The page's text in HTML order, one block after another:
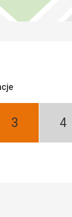
Marzec: